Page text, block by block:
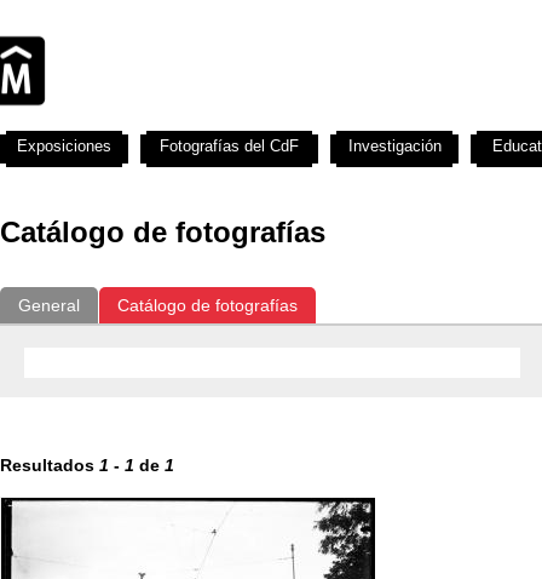
Catálogo de fotografías
General Catálogo de fotografías
Resultados 1 - 1 de 1
Exposiciones Fotografías del CdF Investigación